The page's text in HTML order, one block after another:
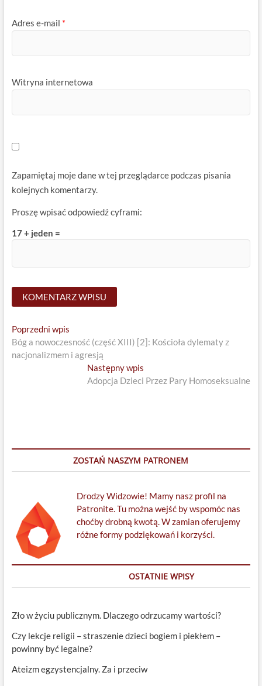
Adres e-mail *
Witryna internetowa
Zapamiętaj moje dane w tej przeglądarce podczas pisania
kolejnych komentarzy.
Proszę wpisać odpowiedź cyframi:
17 + jeden =
Nawigacja
wpisu
Poprzedni wpisPrevious
post:
Bóg a nowoczesność (część XIII) [2]: Kościoła dylematy z
nacjonalizmem i agresją
Następny wpis
post:
Adopcja Dzieci Przez Pary Homoseksualne
ZOSTAŃ NASZYM PATRONEM
Drodzy Widzowie! Mamy nasz profil na
Patronite. Tu można wejść by wspomóc nas
choćby drobną kwotą. W zamian oferujemy
różne formy podziękowań i korzyści.
OSTATNIE WPISY
Zło w życiu publicznym. Dlaczego odrzucamy wartości?
Czy lekcje religii – straszenie dzieci bogiem i piekłem –
powinny być legalne?
Ateizm egzystencjalny. Za i przeciw